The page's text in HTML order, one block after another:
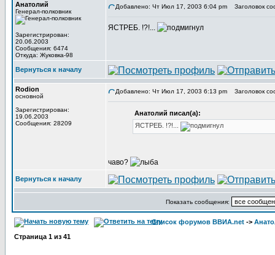
Анатолий
Генерал-полковник
Зарегистрирован:
20.06.2003
Сообщения: 6474
Откуда: Жуковка-98
Добавлено: Чт Июл 17, 2003 6:04 pm Заголовок
ЯСТРЕБ. !?!...
Вернуться к началу
Rodion
основной
Зарегистрирован:
19.06.2003
Сообщения: 28209
Добавлено: Чт Июл 17, 2003 6:13 pm Заголовок
Анатолий писал(а):
ЯСТРЕБ. !?!...
чаво?
Вернуться к началу
Показать сообщения:
Список форумов ВВИА.net ->
Страница 1 из 41